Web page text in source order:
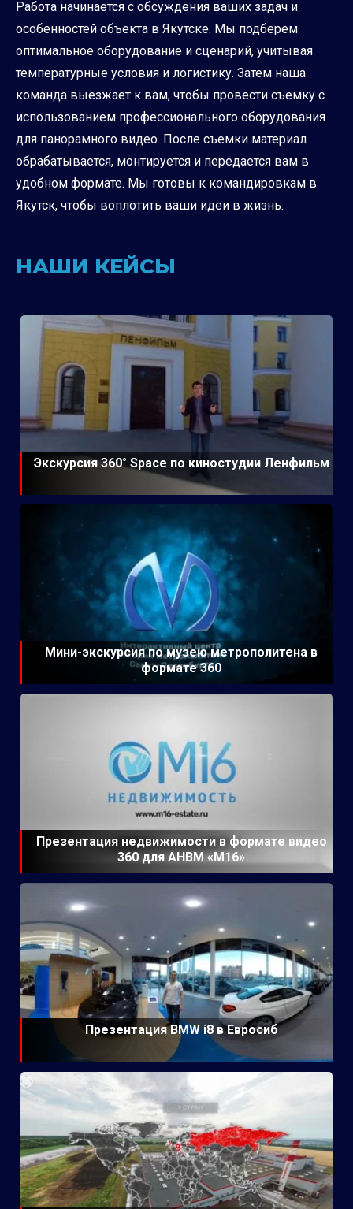
Работа начинается с обсуждения ваших задач и
особенностей объекта в Якутске. Мы подберем
оптимальное оборудование и сценарий, учитывая
температурные условия и логистику. Затем наша
команда выезжает к вам, чтобы провести съемку с
использованием профессионального оборудования
для панорамного видео. После съемки материал
обрабатывается, монтируется и передается вам в
удобном формате. Мы готовы к командировкам в
Якутск, чтобы воплотить ваши идеи в жизнь.
НАШИ КЕЙСЫ
Экскурсия 360° Space по киностудии Ленфильм
Мини-экскурсия по музею метрополитена в
формате 360
Презентация недвижимости в формате видео
360 для АНВМ «М16»
Презентация BMW i8 в Евросиб